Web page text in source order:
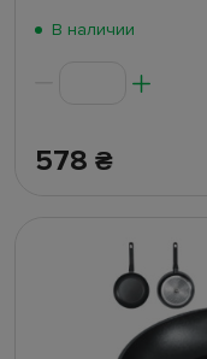
В наличии
578 ₴